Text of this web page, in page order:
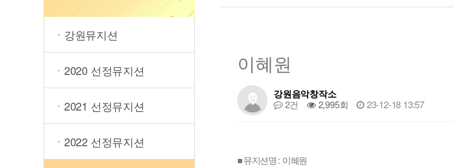
ㆍ강원뮤지션
ㆍ2020 선정뮤지션
ㆍ2021 선정뮤지션
ㆍ2022 선정뮤지션
이혜원
강원음악창작소
2건 2,995회 23-12-18 13:57
■ 뮤지션명 : 이혜원